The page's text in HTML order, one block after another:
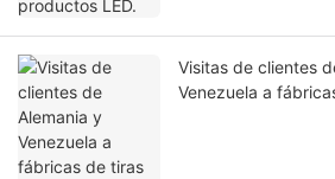
Visitas de clientes
Venezuela a